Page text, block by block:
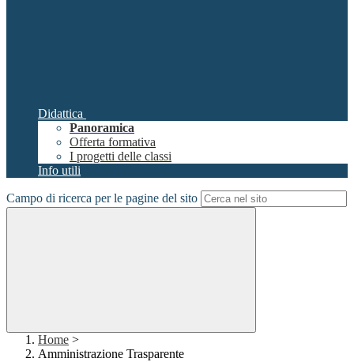
Didattica
Panoramica
Offerta formativa
I progetti delle classi
Info utili
Campo di ricerca per le pagine del sito
Home >
Amministrazione Trasparente